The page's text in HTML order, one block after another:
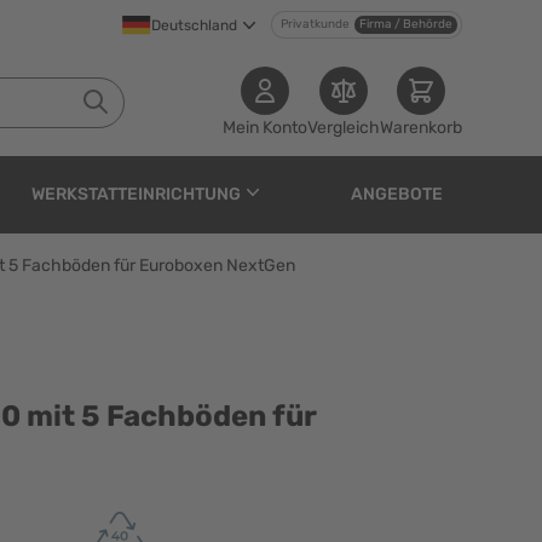
Deutschland Privatkunde Firma / Behörde
Mein KontoVergleichWarenkorb
WERKSTATTEINRICHTUNG ANGEBOTE
Fachböden für Euroboxen NextGen
für Euroboxen
mit 5 Fachböden für